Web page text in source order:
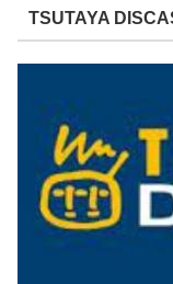
TSUTAYA